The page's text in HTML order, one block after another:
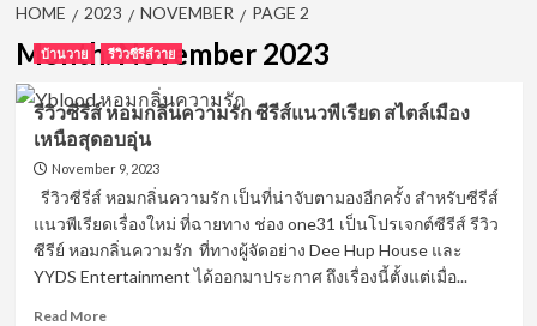
HOME 2023 NOVEMBER PAGE 2
Month:November 2023
บ้านวาย รีวิวซีรีส์วาย
รีวิวซีรีส์ หอมกลิ่นความรัก ซีรีส์แนวพีเรียด สไตล์เมือง
เหนือสุดอบอุ่น
November 9, 2023
รีวิวซีรีส์ หอมกลิ่นความรัก เป็นที่น่าจับตามองอีกครั้ง สำหรับซีรีส์
แนวพีเรียดเรื่องใหม่ ที่ฉายทาง ช่อง one31 เป็นโปรเจกต์ซีรีส์ รีวิว
ซีรีย์ หอมกลิ่นความรัก ที่ทางผู้จัดอย่าง Dee Hup House และ
YYDS Entertainment ได้ออกมาประกาศ ถึงเรื่องนี้ตั้งแต่เมื่อ...
Read MoreRead